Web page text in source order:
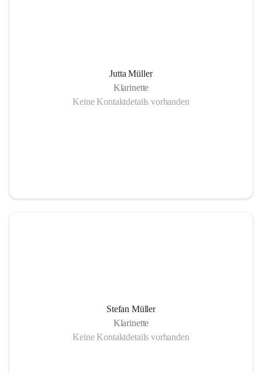
Jutta Müller
Klarinette
Keine Kontaktdetails vorhanden
Stefan Müller
Klarinette
Keine Kontaktdetails vorhanden